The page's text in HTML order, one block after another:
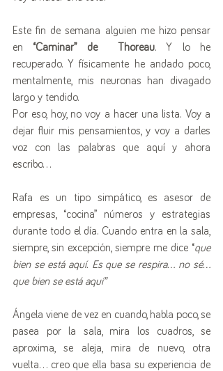
Este fin de semana alguien me hizo pensar
en “Caminar” de  Thoreau. Y lo he
recuperado. Y físicamente he andado poco,
mentalmente, mis neuronas han divagado
largo y tendido.
Por eso, hoy, no voy a hacer una lista. Voy a
dejar fluir mis pensamientos, y voy a darles
voz con las palabras que aquí y ahora
escribo…
Rafa es un tipo simpático, es asesor de
empresas, “cocina” números y estrategias
durante todo el día. Cuando entra en la sala,
siempre, sin excepción, siempre me dice “que
bien se está aquí. Es que se respira… no sé…
que bien se está aquí”
Ángela viene de vez en cuando, habla poco, se
pasea por la sala, mira los cuadros, se
aproxima, se aleja, mira de nuevo, otra
vuelta… creo que ella basa su experiencia de